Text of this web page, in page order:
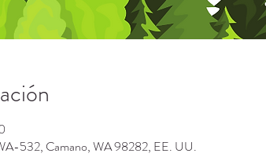
532, Camano, WA 98282, EE. UU.